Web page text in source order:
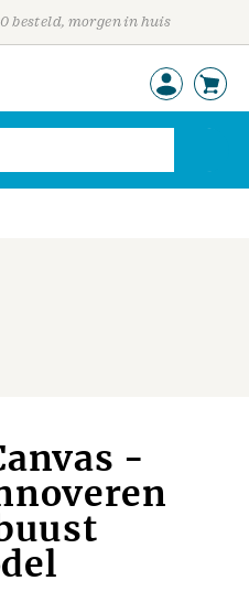
besteld, morgen in huis
-